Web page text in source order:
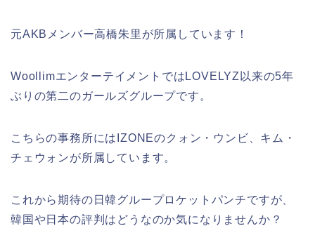
元AKBメンバー高橋朱里が所属しています！
WoollimエンターテイメントではLOVELYZ以来の5年
ぶりの第二のガールズグループです。
こちらの事務所にはIZONEのクォン・ウンビ、キム・
チェウォンが所属しています。
これから期待の日韓グループロケットパンチですが、
韓国や日本の評判はどうなのか気になりませんか？